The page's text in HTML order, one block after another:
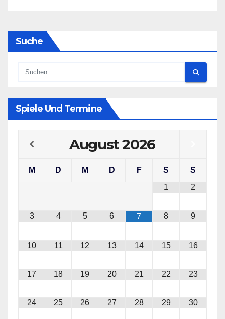
Suche
Spiele Und Termine
August2026
M D M D F S
S
1
2
3 4 5 6 7 8 9
10 11 12 13 14 15 16
17 18 19 20 21 22 23
24 25 26 27 28 29 30